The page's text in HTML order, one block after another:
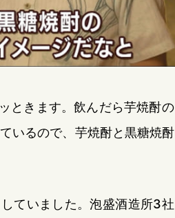
ときます。飲んだら芋焼酎の
いるので、芋焼酎と黒糖焼酎
ていました。泡盛酒造所3社